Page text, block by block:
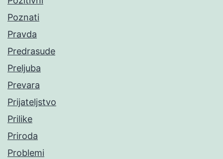
Poznati
Pravda
Predrasude
Preljuba
Prevara
Prijateljstvo
Prilike
Priroda
Problemi